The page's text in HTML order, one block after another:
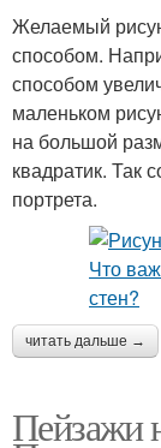
Желаемый
способом.
способом
маленьком
на большой
квадратик. Так
портрета.
читать дальше →
Пейзажи